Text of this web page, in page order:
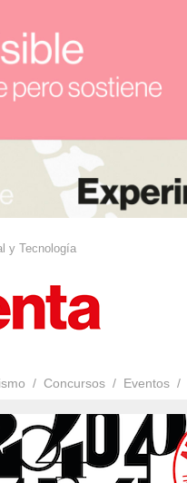
y Tecnología
Concursos Eventos